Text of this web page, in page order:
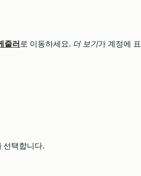
줄러로 이동하세요. 더 보기가 계정에 표
선택합니다.